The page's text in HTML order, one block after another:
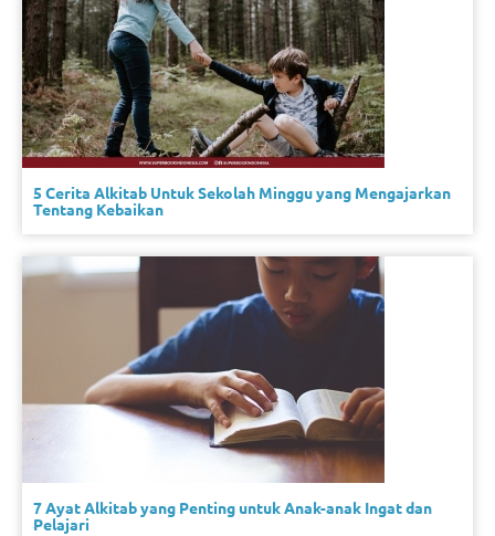
5 Cerita Alkitab Untuk Sekolah Minggu yang Mengajarkan
Tentang Kebaikan
7 Ayat Alkitab yang Penting untuk Anak-anak Ingat dan
Pelajari